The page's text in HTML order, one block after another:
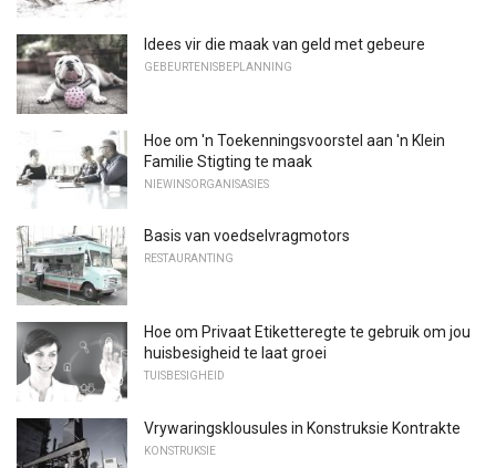
Idees vir die maak van geld met gebeure
GEBEURTENISBEPLANNING
Hoe om 'n Toekenningsvoorstel aan 'n Klein
Familie Stigting te maak
NIEWINSORGANISASIES
Basis van voedselvragmotors
RESTAURANTING
Hoe om Privaat Etiketteregte te gebruik om jou
huisbesigheid te laat groei
TUISBESIGHEID
Vrywaringsklousules in Konstruksie Kontrakte
KONSTRUKSIE